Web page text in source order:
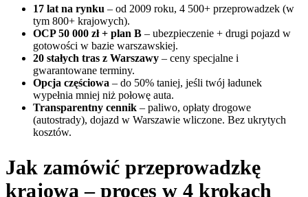
17 lat na rynku – od 2009 roku, 4 500+ przeprowadzek (w
tym 800+ krajowych).
OCP 50 000 zł + plan B – ubezpieczenie + drugi pojazd w
gotowości w bazie warszawskiej.
20 stałych tras z Warszawy – ceny specjalne i
gwarantowane terminy.
Opcja częściowa – do 50% taniej, jeśli twój ładunek
wypełnia mniej niż połowę auta.
Transparentny cennik – paliwo, opłaty drogowe
(autostrady), dojazd w Warszawie wliczone. Bez ukrytych
kosztów.
Jak zamówić przeprowadzkę
krajową – proces w 4 krokach